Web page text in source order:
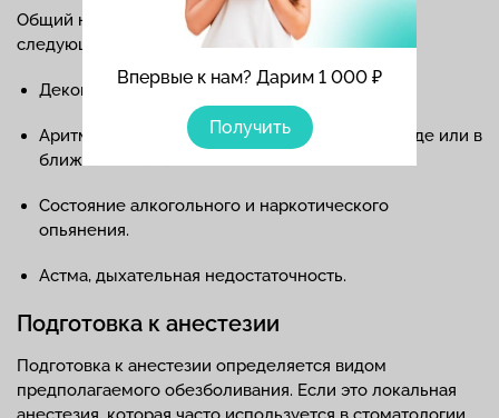
Впервые к нам? Дарим 1 000 ₽
Получить
Общий наркоз может быть противопоказан в
следующих случаях:
Декомпенсация хронических заболеваний.
Аритмии, инфаркты, инсульты в остром периоде или в
ближайшем анамнезе.
Состояние алкогольного и наркотического
опьянения.
Астма, дыхательная недостаточность.
Подготовка к анестезии
Подготовка к анестезии определяется видом
предполагаемого обезболивания. Если это локальная